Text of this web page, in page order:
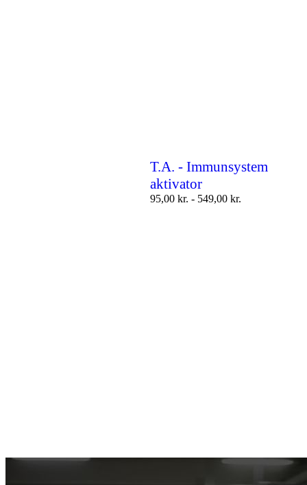
T.A. - Immunsystem
aktivator
95,00 kr. - 549,00 kr.